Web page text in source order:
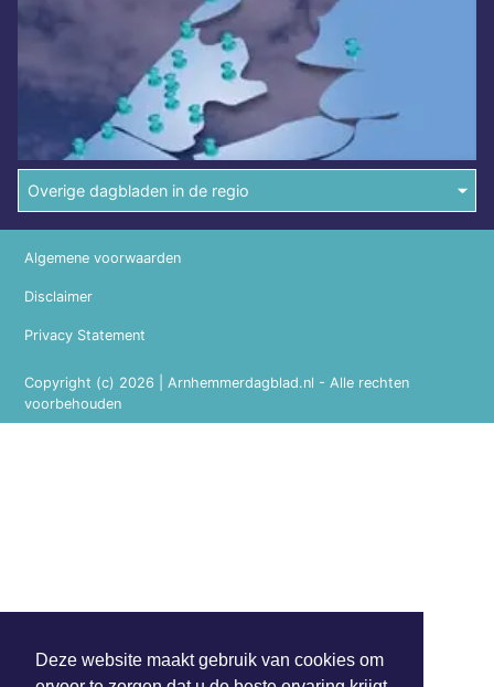
Deze website maakt gebruik van cookies om
Overige dagbladen in de regio
Copyright (c) 2026 | Arnhemmerdagblad.nl - Alle rechten
voorbehouden
Algemene voorwaarden
Disclaimer
Privacy Statement